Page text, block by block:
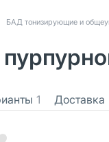
БАД тонизирующие и
1 Доставка